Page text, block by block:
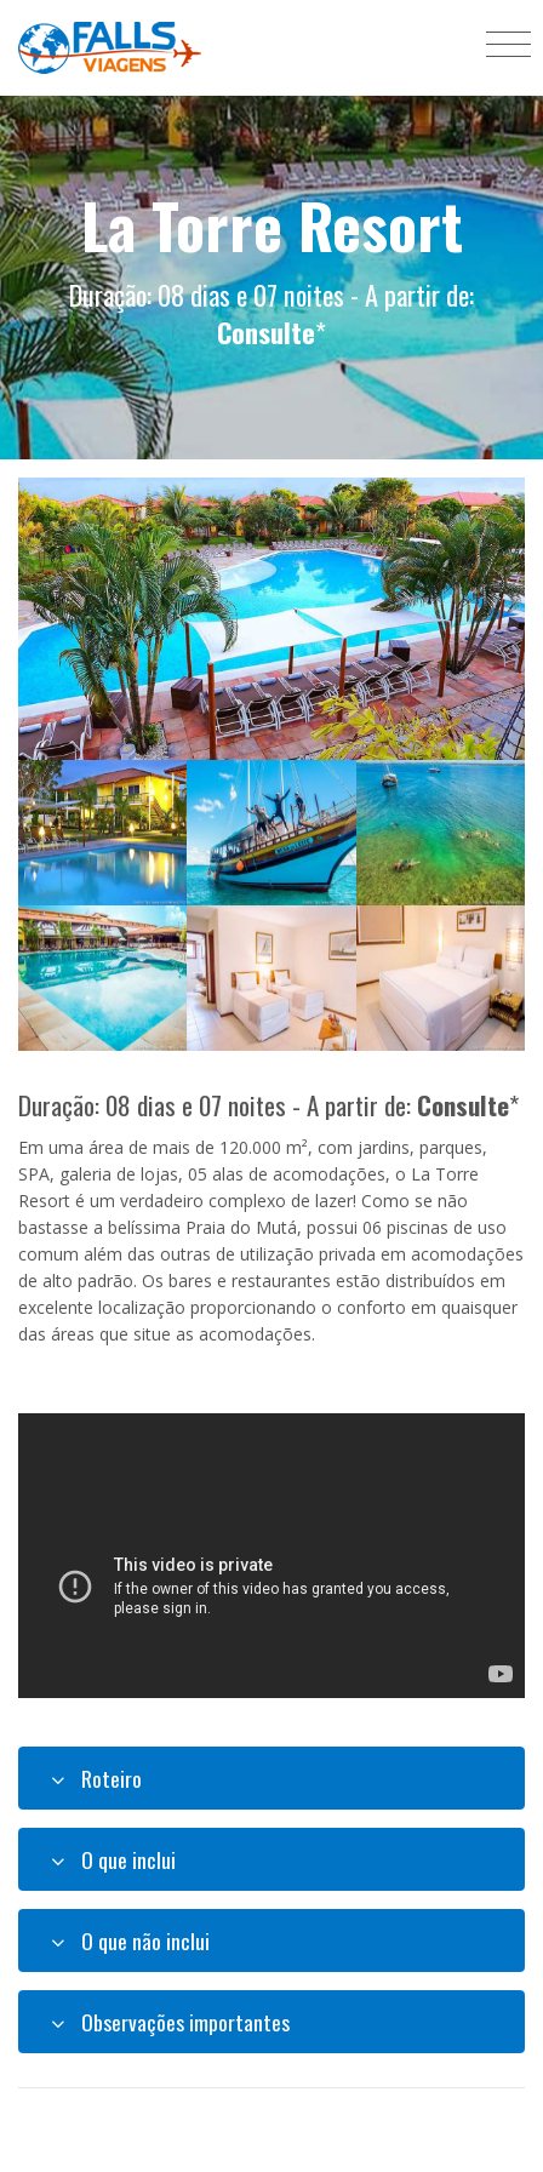
La Torre Resort
Duração: 08 dias e 07 noites - A partir de:
Consulte*
Duração: 08 dias e 07 noites - A partir de:Consulte*
Em uma área de mais de 120.000 m², com jardins, parques,
SPA, galeria de lojas, 05 alas de acomodações, o La Torre
Resort é um verdadeiro complexo de lazer! Como se não
bastasse a belíssima Praia do Mutá, possui 06 piscinas de uso
comum além das outras de utilização privada em acomodações
de alto padrão. Os bares e restaurantes estão distribuídos em
excelente localização proporcionando o conforto em quaisquer
das áreas que situe as acomodações.
Roteiro
O que inclui
O que não inclui
Observações importantes